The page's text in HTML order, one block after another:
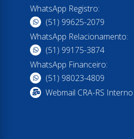
WhatsApp Registro:
(51) 99625-2079
WhatsApp Relacionamento:
(51) 99175-3874
WhatsApp Financeiro:
(51) 98023-4809
Webmail CRA-RS Interno